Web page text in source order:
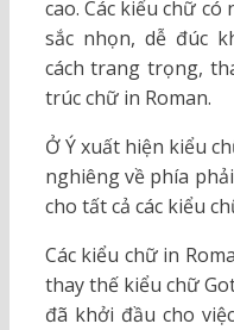
cao. Các kiểu chữ
sắc nhọn, dễ đúc
cách trang trọng,
trúc chữ in Roman.
Ở Ý xuất hiện kiểu
nghiêng về phía
cho tất cả các kiểu
Các kiểu chữ in
thay thế kiểu chữ
đã khởi đầu cho